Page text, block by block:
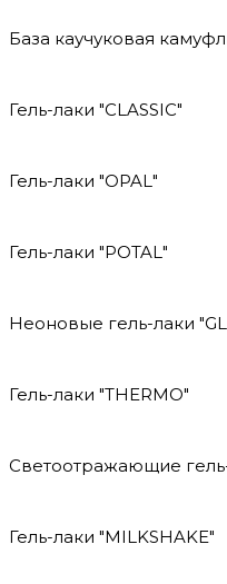
База каучуковая
Гель-лаки "CLASSIC"
Гель-лаки "OPAL"
Гель-лаки "POTAL"
Неоновые гель-лаки
Гель-лаки "THERMO"
Светоотражающие гель-
Гель-лаки "MILKSHAKE"